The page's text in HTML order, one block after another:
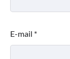
E-mail *